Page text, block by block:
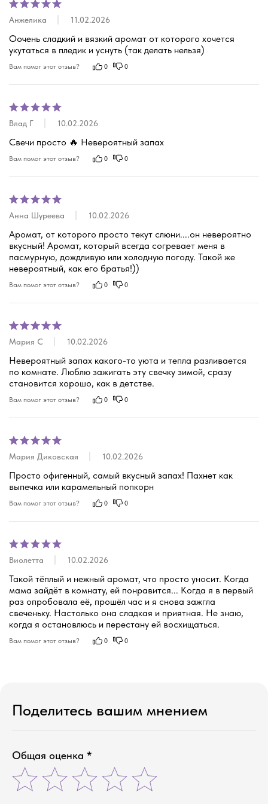
Анжелика 11.02.2026
Оочень сладкий и вязкий аромат от которого хочется
укутаться в пледик и уснуть (так делать нельзя)
Вам помог этот отзыв? 0 0
Влад Г 10.02.2026
Свечи просто 🔥 Невероятный запах
Вам помог этот отзыв? 0 0
Анна Шуреева 10.02.2026
Аромат, от которого просто текут слюни....он невероятно
вкусный! Аромат, который всегда согревает меня в
пасмурную, дождливую или холодную погоду. Такой же
невероятный, как его братья!))
Вам помог этот отзыв? 0 0
Мария С 10.02.2026
Невероятный запах какого-то уюта и тепла разливается
по комнате. Люблю зажигать эту свечку зимой, сразу
становится хорошо, как в детстве.
Вам помог этот отзыв? 0 0
Мария Диковская 10.02.2026
Просто офигенный, самый вкусный запах! Пахнет как
выпечка или карамельный попкорн
Вам помог этот отзыв? 0 0
Виолетта 10.02.2026
Такой тёплый и нежный аромат, что просто уносит. Когда
мама зайдёт в комнату, ей понравится... Когда я в первый
раз опробовала её, прошёл час и я снова зажгла
свеченьку. Настолько она сладкая и приятная. Не знаю,
когда я остановлюсь и перестану ей восхищаться.
Вам помог этот отзыв? 0 0
Поделитесь вашим мнением
Общая оценка *
новый год
хиты продаж
свечи про
персонажей
свечи про тебя
свечи в гипсе
уход
доставка и оплата
договор оферты